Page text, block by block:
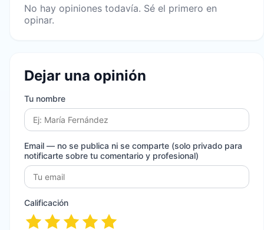
No hay opiniones todavía. Sé el primero en
opinar.
Dejar una opinión
Tu nombre
Email — no se publica ni se comparte (solo privado para
notificarte sobre tu comentario y profesional)
Calificación